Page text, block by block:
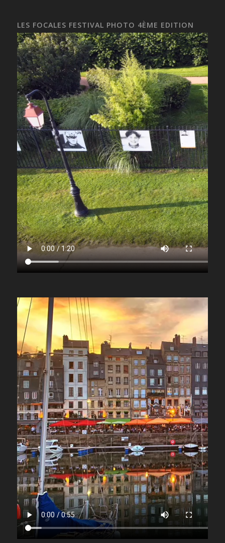
LES FOCALES FESTIVAL PHOTO 4ÈME EDITION